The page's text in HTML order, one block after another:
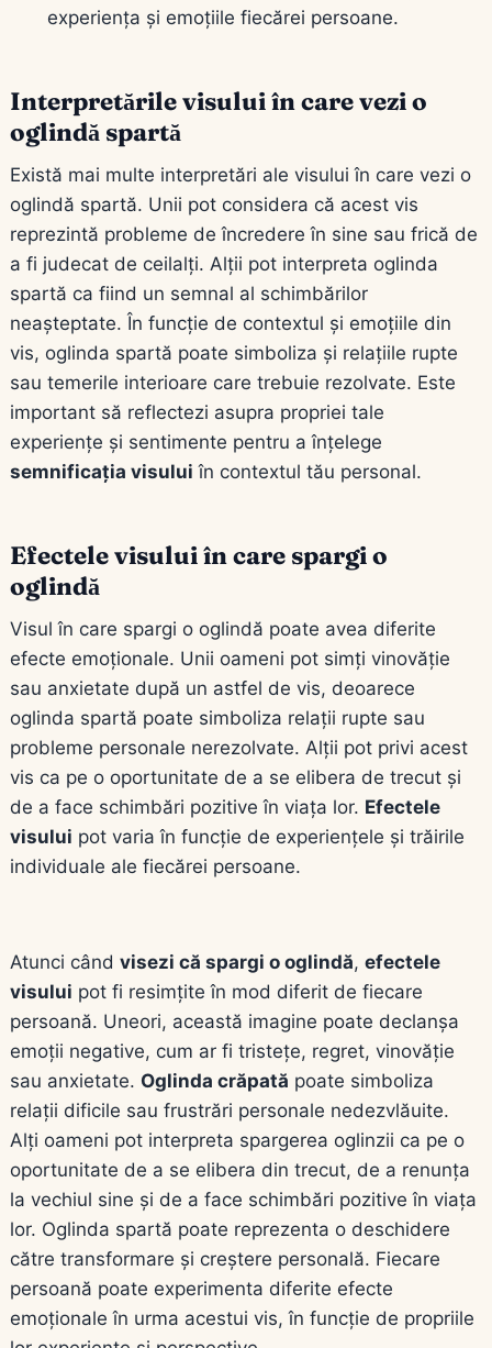
experiența și emoțiile fiecărei persoane.
Interpretările visului în care vezi o
oglindă spartă
Există mai multe interpretări ale visului în care vezi o
oglindă spartă. Unii pot considera că acest vis
reprezintă probleme de încredere în sine sau frică de
a fi judecat de ceilalți. Alții pot interpreta oglinda
spartă ca fiind un semnal al schimbărilor
neașteptate. În funcție de contextul și emoțiile din
vis, oglinda spartă poate simboliza și relațiile rupte
sau temerile interioare care trebuie rezolvate. Este
important să reflectezi asupra propriei tale
experiențe și sentimente pentru a înțelege
semnificația visului în contextul tău personal.
Efectele visului în care spargi o
oglindă
Visul în care spargi o oglindă poate avea diferite
efecte emoționale. Unii oameni pot simți vinovăție
sau anxietate după un astfel de vis, deoarece
oglinda spartă poate simboliza relații rupte sau
probleme personale nerezolvate. Alții pot privi acest
vis ca pe o oportunitate de a se elibera de trecut și
de a face schimbări pozitive în viața lor. Efectele
visului pot varia în funcție de experiențele și trăirile
individuale ale fiecărei persoane.
Atunci când visezi că spargi o oglindă, efectele
visului pot fi resimțite în mod diferit de fiecare
persoană. Uneori, această imagine poate declanșa
emoții negative, cum ar fi tristețe, regret, vinovăție
sau anxietate. Oglinda crăpată poate simboliza
relații dificile sau frustrări personale nedezvlăuite.
Alți oameni pot interpreta spargerea oglinzii ca pe o
oportunitate de a se elibera din trecut, de a renunța
la vechiul sine și de a face schimbări pozitive în viața
lor. Oglinda spartă poate reprezenta o deschidere
către transformare și creștere personală. Fiecare
persoană poate experimenta diferite efecte
emoționale în urma acestui vis, în funcție de propriile